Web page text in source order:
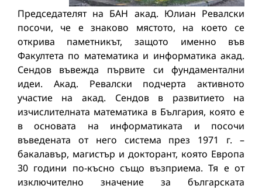
Председателят на БАН акад. Юлиан Ревалски
посочи, че е знаково мястото, на което се
открива паметникът, защото именно във
Факултета по математика и информатика акад.
Сендов въвежда първите си фундаментални
идеи. Акад. Ревалски подчерта активното
участие на акад. Сендов в развитието на
изчислителната математика в България, която е
в основата на информатиката и посочи
въведената от него система през 1971 г. –
бакалавър, магистър и докторант, която Европа
30 години по-късно също възприема. Тя е от
изключително значение за българската